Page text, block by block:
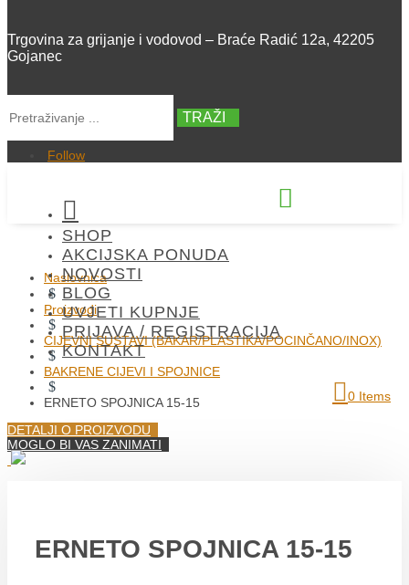
Trgovina za grijanje i vodovod – Braće Radić 12a, 42205
Gojanec
TRAŽI
Follow


SHOP
AKCIJSKA PONUDA
NOVOSTI
BLOG
UVJETI KUPNJE
PRIJAVA / REGISTRACIJA
KONTAKT
0 Items
Naslovnica
$
Proizvodi
$
CIJEVNI SUSTAVI (BAKAR/PLASTIKA/POCINČANO/INOX)
$
BAKRENE CIJEVI I SPOJNICE
$
ERNETO SPOJNICA 15-15
DETALJI O PROIZVODU
MOGLO BI VAS ZANIMATI
ERNETO SPOJNICA 15-15